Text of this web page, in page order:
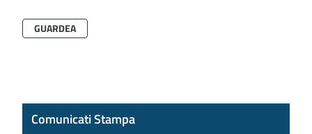
GUARDEA
Comunicati Stampa